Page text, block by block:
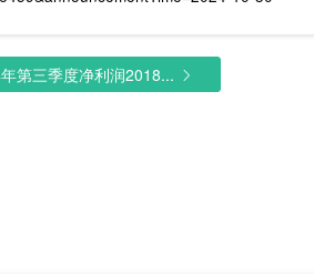
第三季度净利润2018...